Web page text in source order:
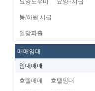
요양도우미 요양+시급
등/하원 시급
일당파출
매매임대
임대매매
호텔매매 호텔임대